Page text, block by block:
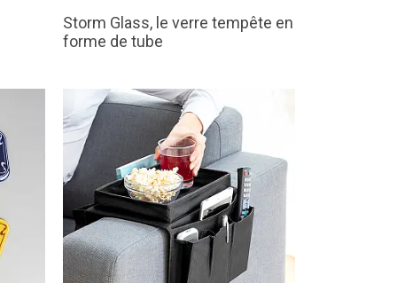
Storm Glass, le verre tempête en
forme de tube